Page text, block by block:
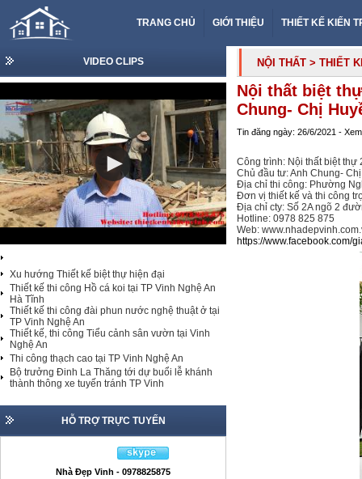
TRANG CHỦ GIỚI THIỆU THIẾT KẾ KIẾN
VIDEO CLIPS
Xu hướng Thiết kế biệt thự hiện đại
Thiết kế thi công Hồ cá koi tại TP Vinh Nghệ An
Hà Tĩnh
Thiết kế thi công đài phun nước nghệ thuật ở tại
TP Vinh Nghệ An
Thiết kế, thi công Tiểu cảnh sân vườn tại Vinh
Nghệ An
Thi công thạch cao tại TP Vinh Nghệ An
Bộ trưởng Đinh La Thăng tới dự buổi lễ khánh
thành thông xe tuyến tránh TP Vinh
HỖ TRỢ TRỰC TUYẾN
Nhà Đẹp Vinh - 0978825875
NỘI THẤT > THIẾT
Nội thất biệt
Chung- Chị
Tin đăng ngày: 26/6/2021 -
Công trình: Nội thất biệt thự
Chủ đầu tư: Anh Chung-
Địa chỉ thi công: Phường
Đơn vị thiết kế và thi công
Địa chỉ cty: Số 2A ngõ 2
Hotline: 0978 825 875
Web:
https://www.facebook.com/